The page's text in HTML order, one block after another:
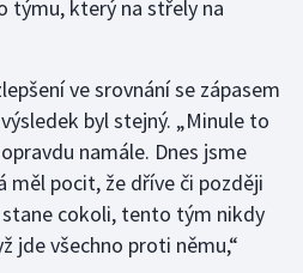
týmu, který na střely na
ve srovnání se zápasem
byl stejný. „Minule to
namále. Dnes jsme
měl pocit, že dříve či později
cokoli, tento tým nikdy
jde všechno proti němu,“